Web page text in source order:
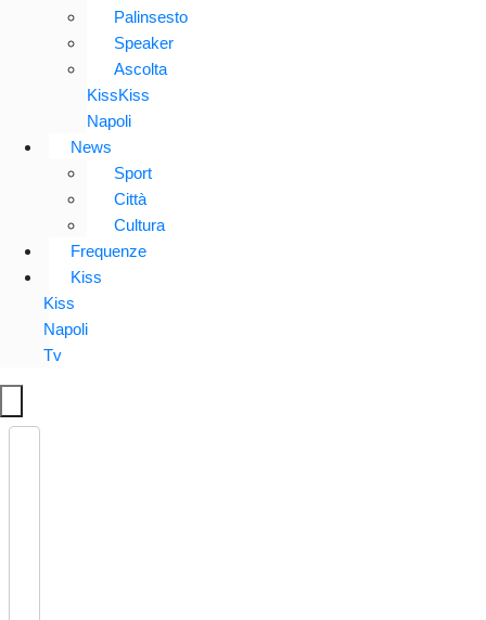
Palinsesto
Speaker
Ascolta
KissKiss
Napoli
News
Sport
Città
Cultura
Frequenze
Kiss
Kiss
Napoli
Tv